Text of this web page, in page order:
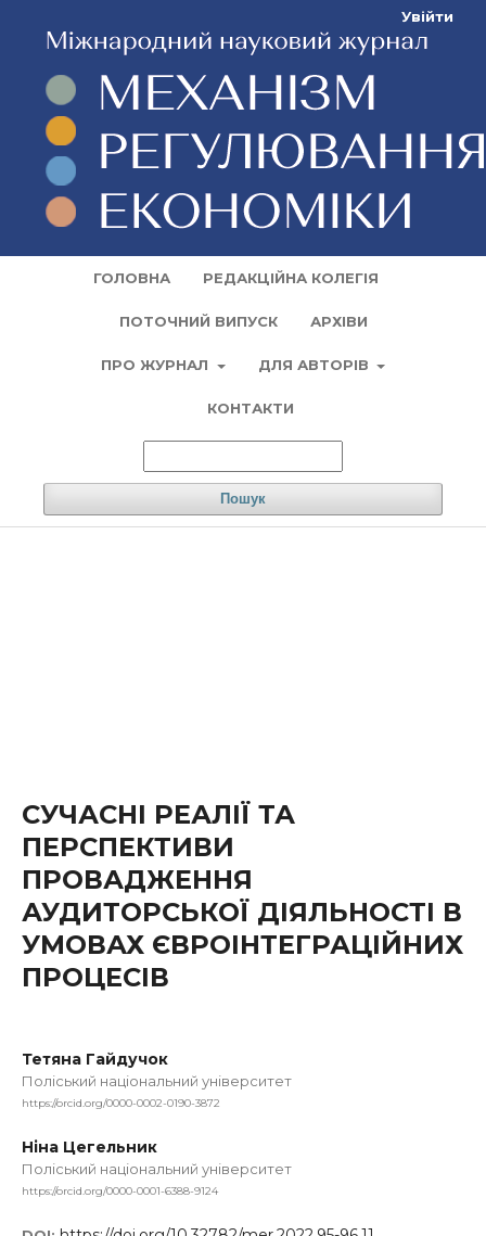
ГОЛОВНА РЕДАКЦІЙНА КОЛЕГІЯ
ПОТОЧНИЙ ВИПУСК АРХІВИ
ПРО ЖУРНАЛ ДЛЯ АВТОРІВ
КОНТАКТИ
Пошук
Увійти
СУЧАСНІ РЕАЛІЇ ТА
ПЕРСПЕКТИВИ
ПРОВАДЖЕННЯ
АУДИТОРСЬКОЇ ДІЯЛЬНОСТІ В
УМОВАХ ЄВРОІНТЕГРАЦІЙНИХ
ПРОЦЕСІВ
Тетяна Гайдучок
Поліський національний університет
https://orcid.org/0000-0002-0190-3872
Ніна Цегельник
Поліський національний університет
https://orcid.org/0000-0001-6388-9124